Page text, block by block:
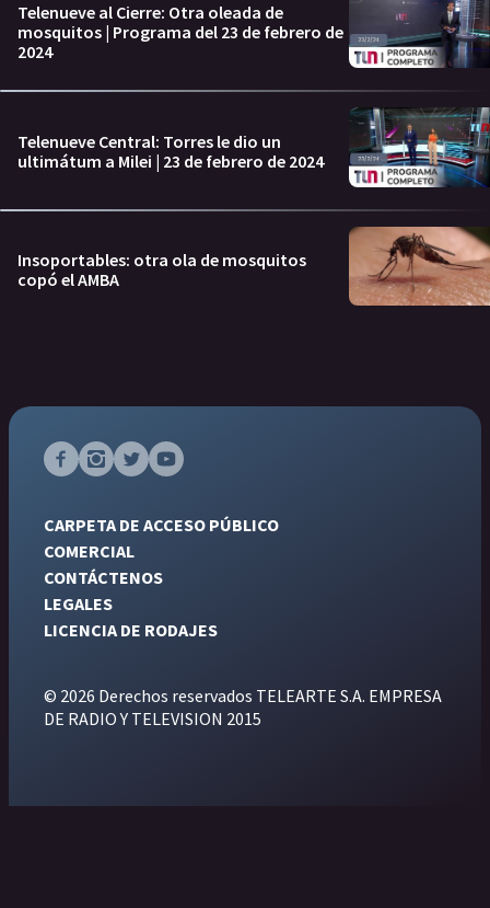
Telenueve al Cierre: Otra oleada de
mosquitos | Programa del 23 de febrero de
2024
Telenueve Central: Torres le dio un
ultimátum a Milei | 23 de febrero de 2024
Insoportables: otra ola de mosquitos
copó el AMBA
CARPETA DE ACCESO PÚBLICO
COMERCIAL
CONTÁCTENOS
LEGALES
LICENCIA DE RODAJES
© 2026 Derechos reservados TELEARTE S.A. EMPRESA
DE RADIO Y TELEVISION 2015